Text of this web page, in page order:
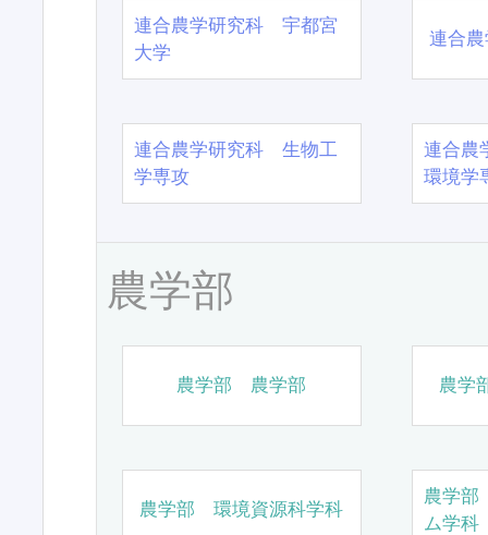
連合農学研究科 宇都宮
大学
連合
連合農学研究科 生物工
学専攻
連合農
環境学
農学部
農学部 農学部 農学
農学部 環境資源科学科
農学
ム学科